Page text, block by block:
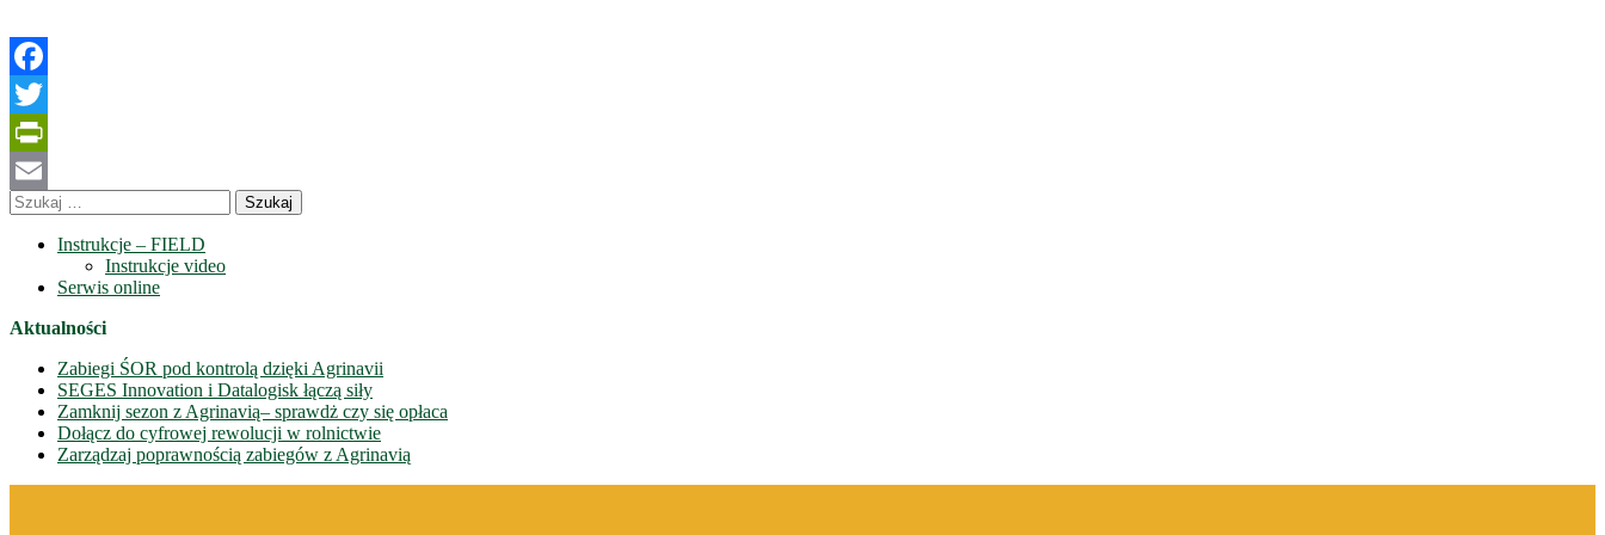
Facebook
Twitter
PrintFriendly
Email
Szukaj:
Instrukcje – FIELD
Instrukcje video
Serwis online
Aktualności
Zabiegi ŚOR pod kontrolą dzięki Agrinavii
SEGES Innovation i Datalogisk łączą siły
Zamknij sezon z Agrinavią– sprawdż czy się opłaca
Dołącz do cyfrowej rewolucji w rolnictwie
Zarządzaj poprawnością zabiegów z Agrinavią